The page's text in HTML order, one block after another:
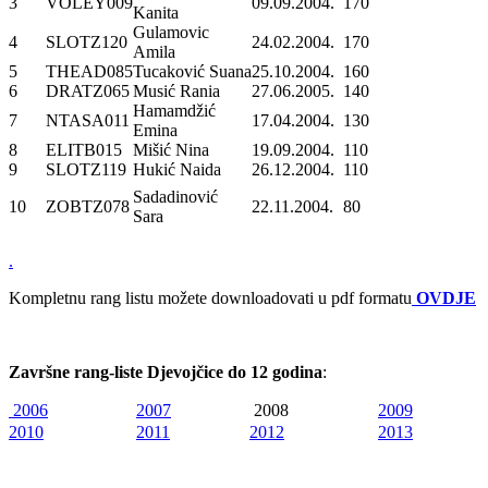
Kanita
4 SLOTZ120
Gulamovic
Amila
24.02.2004. 170
5
THEAD085Tucaković Suana25.10.2004. 160
6
DRATZ065Musić Rania 27.06.2005. 140
7
NTASA011
Hamamdžić
Emina
17.04.2004. 130
8
ELITB015 Mišić Nina 19.09.2004. 110
9
SLOTZ119 Hukić Naida 26.12.2004. 110
10
ZOBTZ078
Sadadinović
Sara
22.11.2004. 80
.
Kompletnu rang listu možete downloadovati u pdf formatu OVDJE
Završne rang-liste Djevojčice do 12 godina:
2006 2007 2008
2009
2010
2011 2012 2013